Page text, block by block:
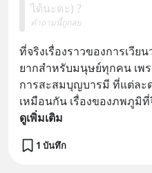
ได้นะคะ) ?
คำถามนี้ถูกลบ
ที่จริงเรื่องราวของการเวีย
ยากสำหรับมนุษย์ทุกคน เพร
การสะสมบุญบารมี ที่แต่ละ
เหมือนกัน เรื่องของภพภูมิที่
ดูเพิ่มเติม
1 บันทึก